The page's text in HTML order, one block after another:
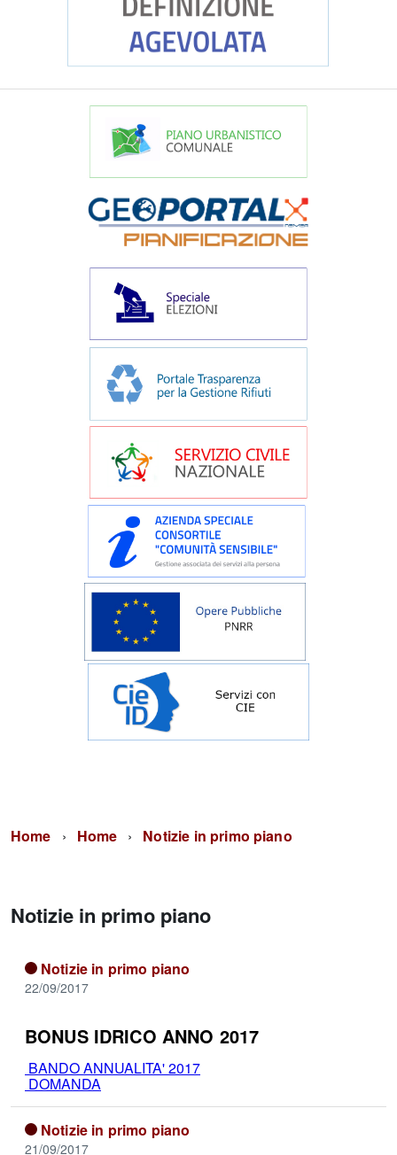
Home Home Notizie in primo piano
Notizie in primo piano
Notizie in primo piano
22/09/2017
BONUS IDRICO ANNO 2017
BANDO ANNUALITA' 2017
DOMANDA
Notizie in primo piano
21/09/2017